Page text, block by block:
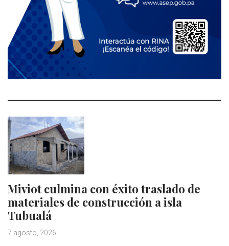
Miviot culmina con éxito traslado de
materiales de construcción a isla
Tubualá
7 agosto, 2026